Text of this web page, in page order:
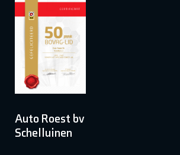
Auto Roest bv
Schelluinen